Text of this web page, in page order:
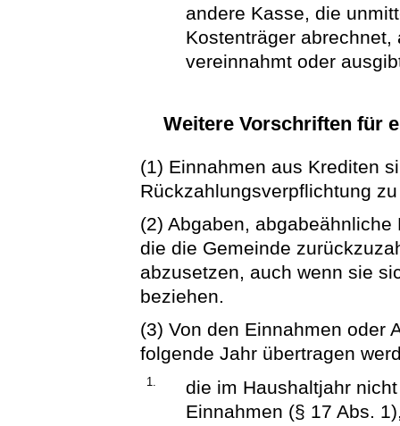
andere Kasse, die
Kostenträger
vereinnahmt oder
Weitere Vorschriften für
(1) Einnahmen aus Krediten
Rückzahlungsverpflichtung
(2) Abgaben,
die die Gemeinde
abzusetzen, auch wenn sie
beziehen.
(3) Von den Einnahmen oder
folgende Jahr übertragen
1.
die im Haushaltjahr
Einnahmen (§ 17 Abs.